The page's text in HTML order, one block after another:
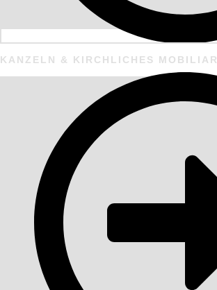
KANZELN & KIRCHLICHES MOBILIAR